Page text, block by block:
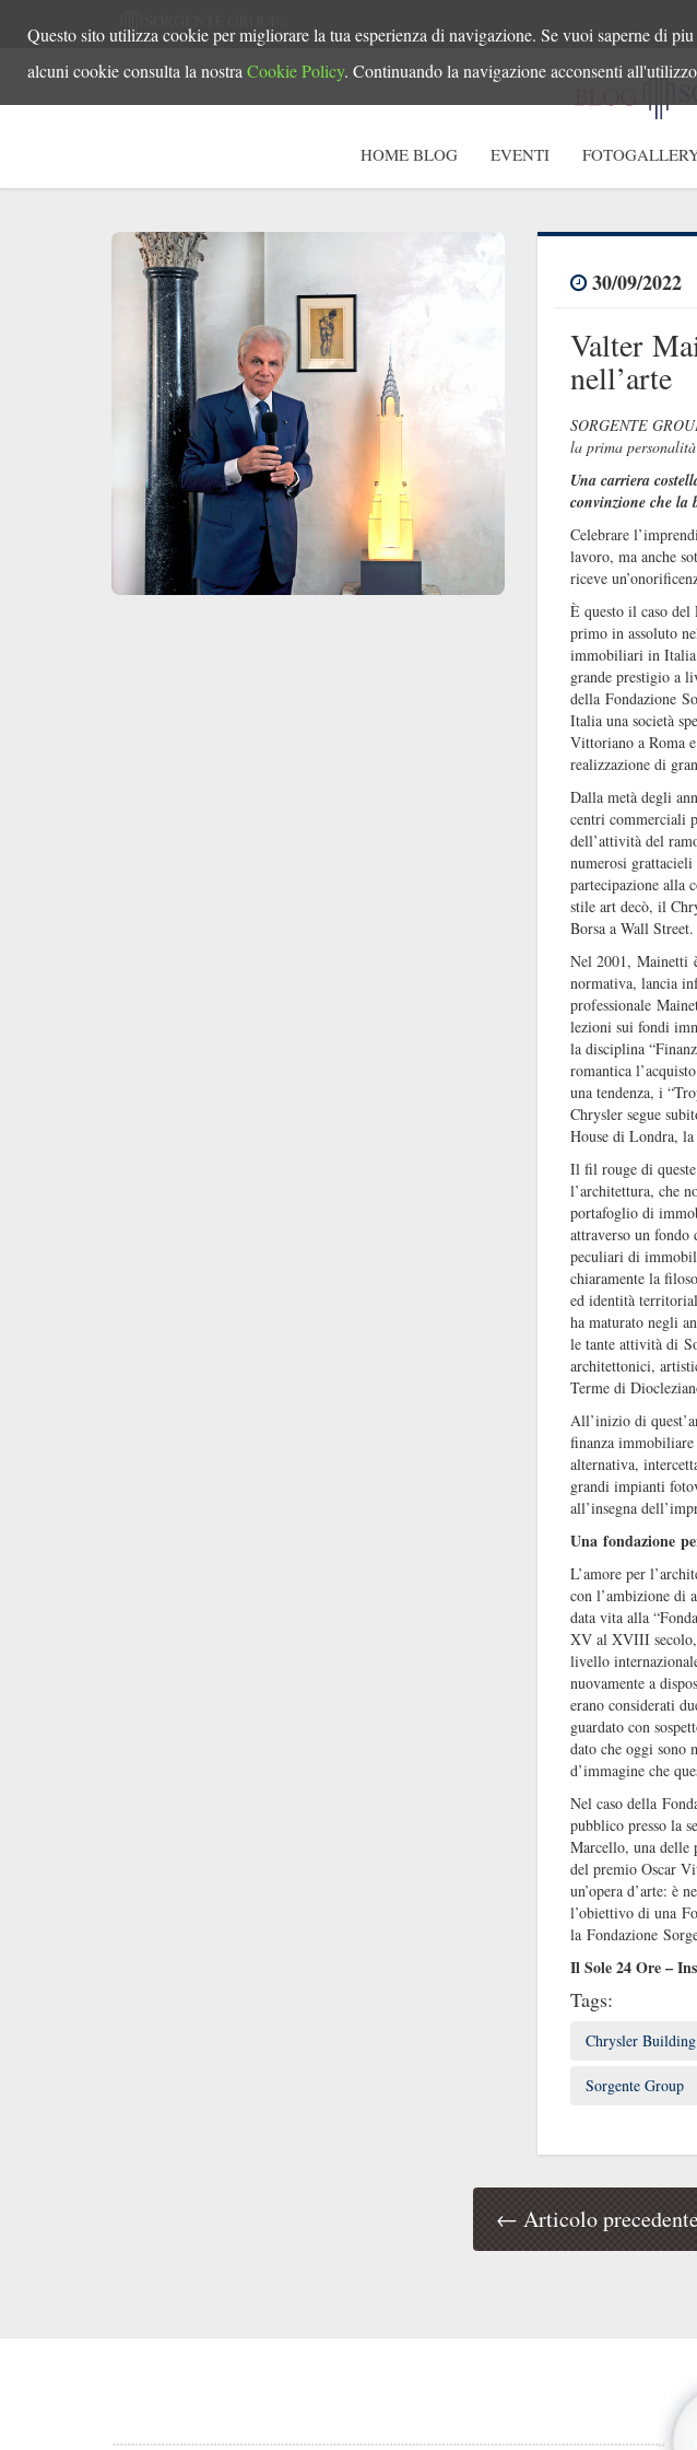
HOME BLOG EVENTI
30/09/2022
Valter
nell’arte
SORGENTE
la prima
Una carriera
convinzione che la
Celebrare
lavoro, ma anche
riceve
È questo il caso
primo in assoluto
immobiliari in Italia
grande prestigio a
della Fondazione
Italia una società
Vittoriano a Roma
realizzazione di
Dalla metà degli
centri commerciali
dell’attività del
numerosi
partecipazione alla
stile art decò, il
Borsa a Wall
Nel 2001, Mainetti
normativa, lancia
professionale
lezioni sui fondi
la disciplina
romantica
una tendenza, i
Chrysler segue
House di Londra,
Il fil rouge di
l’architettura, che
portafoglio di
attraverso un fondo
peculiari di
chiaramente la
ed identità
ha maturato negli
le tante attività di
architettonici,
Terme di
All’inizio di
finanza immobiliare
alternativa,
grandi impianti
all’insegna
Una fondazione
L’amore per
con l’ambizione di
data vita alla
XV al XVIII secolo,
livello
nuovamente a
erano considerati
guardato con
dato che oggi sono
d’immagine che
Nel caso della
pubblico presso la
Marcello, una delle
del premio Oscar
un’opera d’arte: è
l’obiettivo di una
la Fondazione
Il Sole 24 Ore –
Tags:
Chrysler Building
Sorgente Group
← Articolo
Questo sito utilizza cookie per migliorare la tua esperienza di navigazione. Se vuoi saperne di
alcuni cookie consulta la nostra Cookie Policy. Continuando la navigazione acconsenti